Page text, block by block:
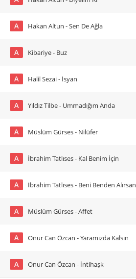
A Hakan Altun - Sen De Ağla
A Kibariye - Buz
A Halil Sezai - İsyan
A Yıldız Tilbe - Ummadığım Anda
A Müslüm Gürses - Nilüfer
A İbrahim Tatlıses - Kal Benim İçin
A İbrahim Tatlıses - Beni Benden Alırsan
A Müslüm Gürses - Affet
A Onur Can Özcan - Yaramızda Kalsın
A Onur Can Özcan - İntihaşk